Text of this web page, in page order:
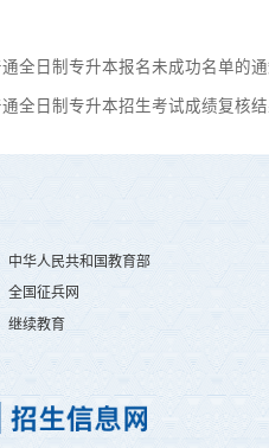
全日制专升本报名未成功名单的
全日制专升本招生考试成绩复核
中华人民共和国教育部
全国征兵网
继续教育